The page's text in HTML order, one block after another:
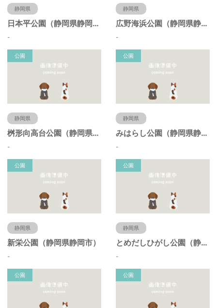
静岡県
日本平公園（静岡県静岡市）
-
静岡県
広野海浜公園（静岡県静岡市）
-
公園
静岡県
桝形向高台公園（静岡県静岡市）
-
公園
静岡県
みはらし公園（静岡県静岡市）
-
公園
静岡県
新栄公園（静岡県静岡市）
-
公園
静岡県
とめだしひがし公園（静岡県静岡市）
-
公園 公園